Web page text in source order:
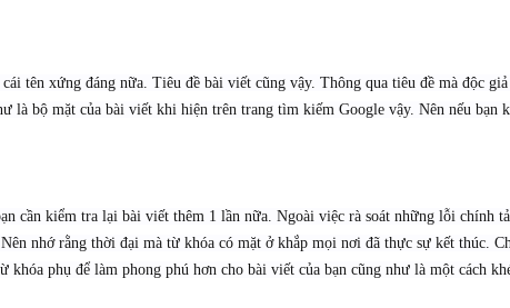
tên xứng đáng nữa. Tiêu đề bài viết cũng vậy. Thông qua tiêu đề mà độc
là bộ mặt của bài viết khi hiện trên trang tìm kiếm Google vậy. Nên nếu bạn
cần kiểm tra lại bài viết thêm 1 lần nữa. Ngoài việc rà soát những lỗi chính
nhớ rằng thời đại mà từ khóa có mặt ở khắp mọi nơi đã thực sự kết thúc.
phụ để làm phong phú hơn cho bài viết của bạn cũng như là một cách